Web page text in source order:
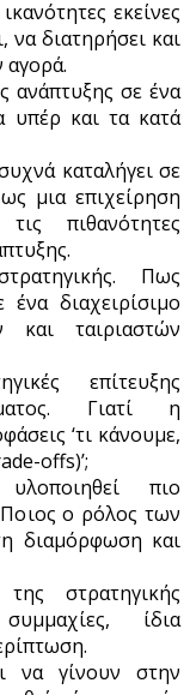
εκείνες
να διατηρήσει και
αγορά.
ανάπτυξης σε ένα
υπέρ και τα κατά
καταλήγει σε
μια επιχείρηση
πιθανότητες
Πως
διαχειρίσιμο
και ταιριαστών
επίτευξης
Γιατί η
‘τι κάνουμε,
offs)’;
πιο
Ποιος ο ρόλος των
διαμόρφωση και
στρατηγικής
ίδια
να γίνουν στην